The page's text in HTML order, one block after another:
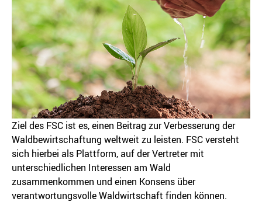
Ziel des FSC ist es, einen Beitrag zur Verbesserung der
Waldbewirtschaftung weltweit zu leisten. FSC versteht
sich hierbei als Plattform, auf der Vertreter mit
unterschiedlichen Interessen am Wald
zusammenkommen und einen Konsens über
verantwortungsvolle Waldwirtschaft finden können.